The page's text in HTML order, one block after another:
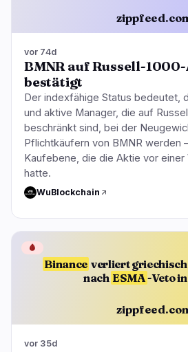
vor 74d
BMNR auf Russell-
bestätigt
Der indexfähige Status bedeutet,
und aktive Manager, die auf
beschränkt sind, bei der
Pflichtkäufern von BMNR werden
Kaufebene, die die Aktie vor einer
hatte.
WuBlockchain
Binance verliert
nach ESMA-Veto
🩸
vor 35d